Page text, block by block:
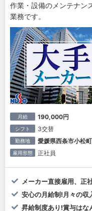
作業・設備のメンテナン
業務です。
月給 190,000円
シフト 3交替
勤務地 愛媛県西条市小松
雇用形態 正社員
メーカー直接雇用、正
安心の月給制!月々の収
昇給制度あり!賞与はな